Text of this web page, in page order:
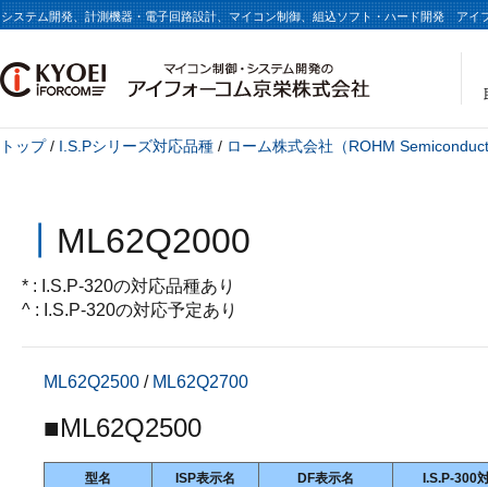
システム開発、計測機器・電子回路設計、マイコン制御、組込ソフト・ハード開発 アイ
トップ/ I.S.Pシリーズ対応品種 / ローム株式会社（ROHM
ML62Q2000
* : I.S.P-320の対応品種あり
^ : I.S.P-320の対応予定あり
ML62Q2500 / ML62Q2700
■ML62Q2500
型名 ISP表示名 DF表示名
I.S.P-300